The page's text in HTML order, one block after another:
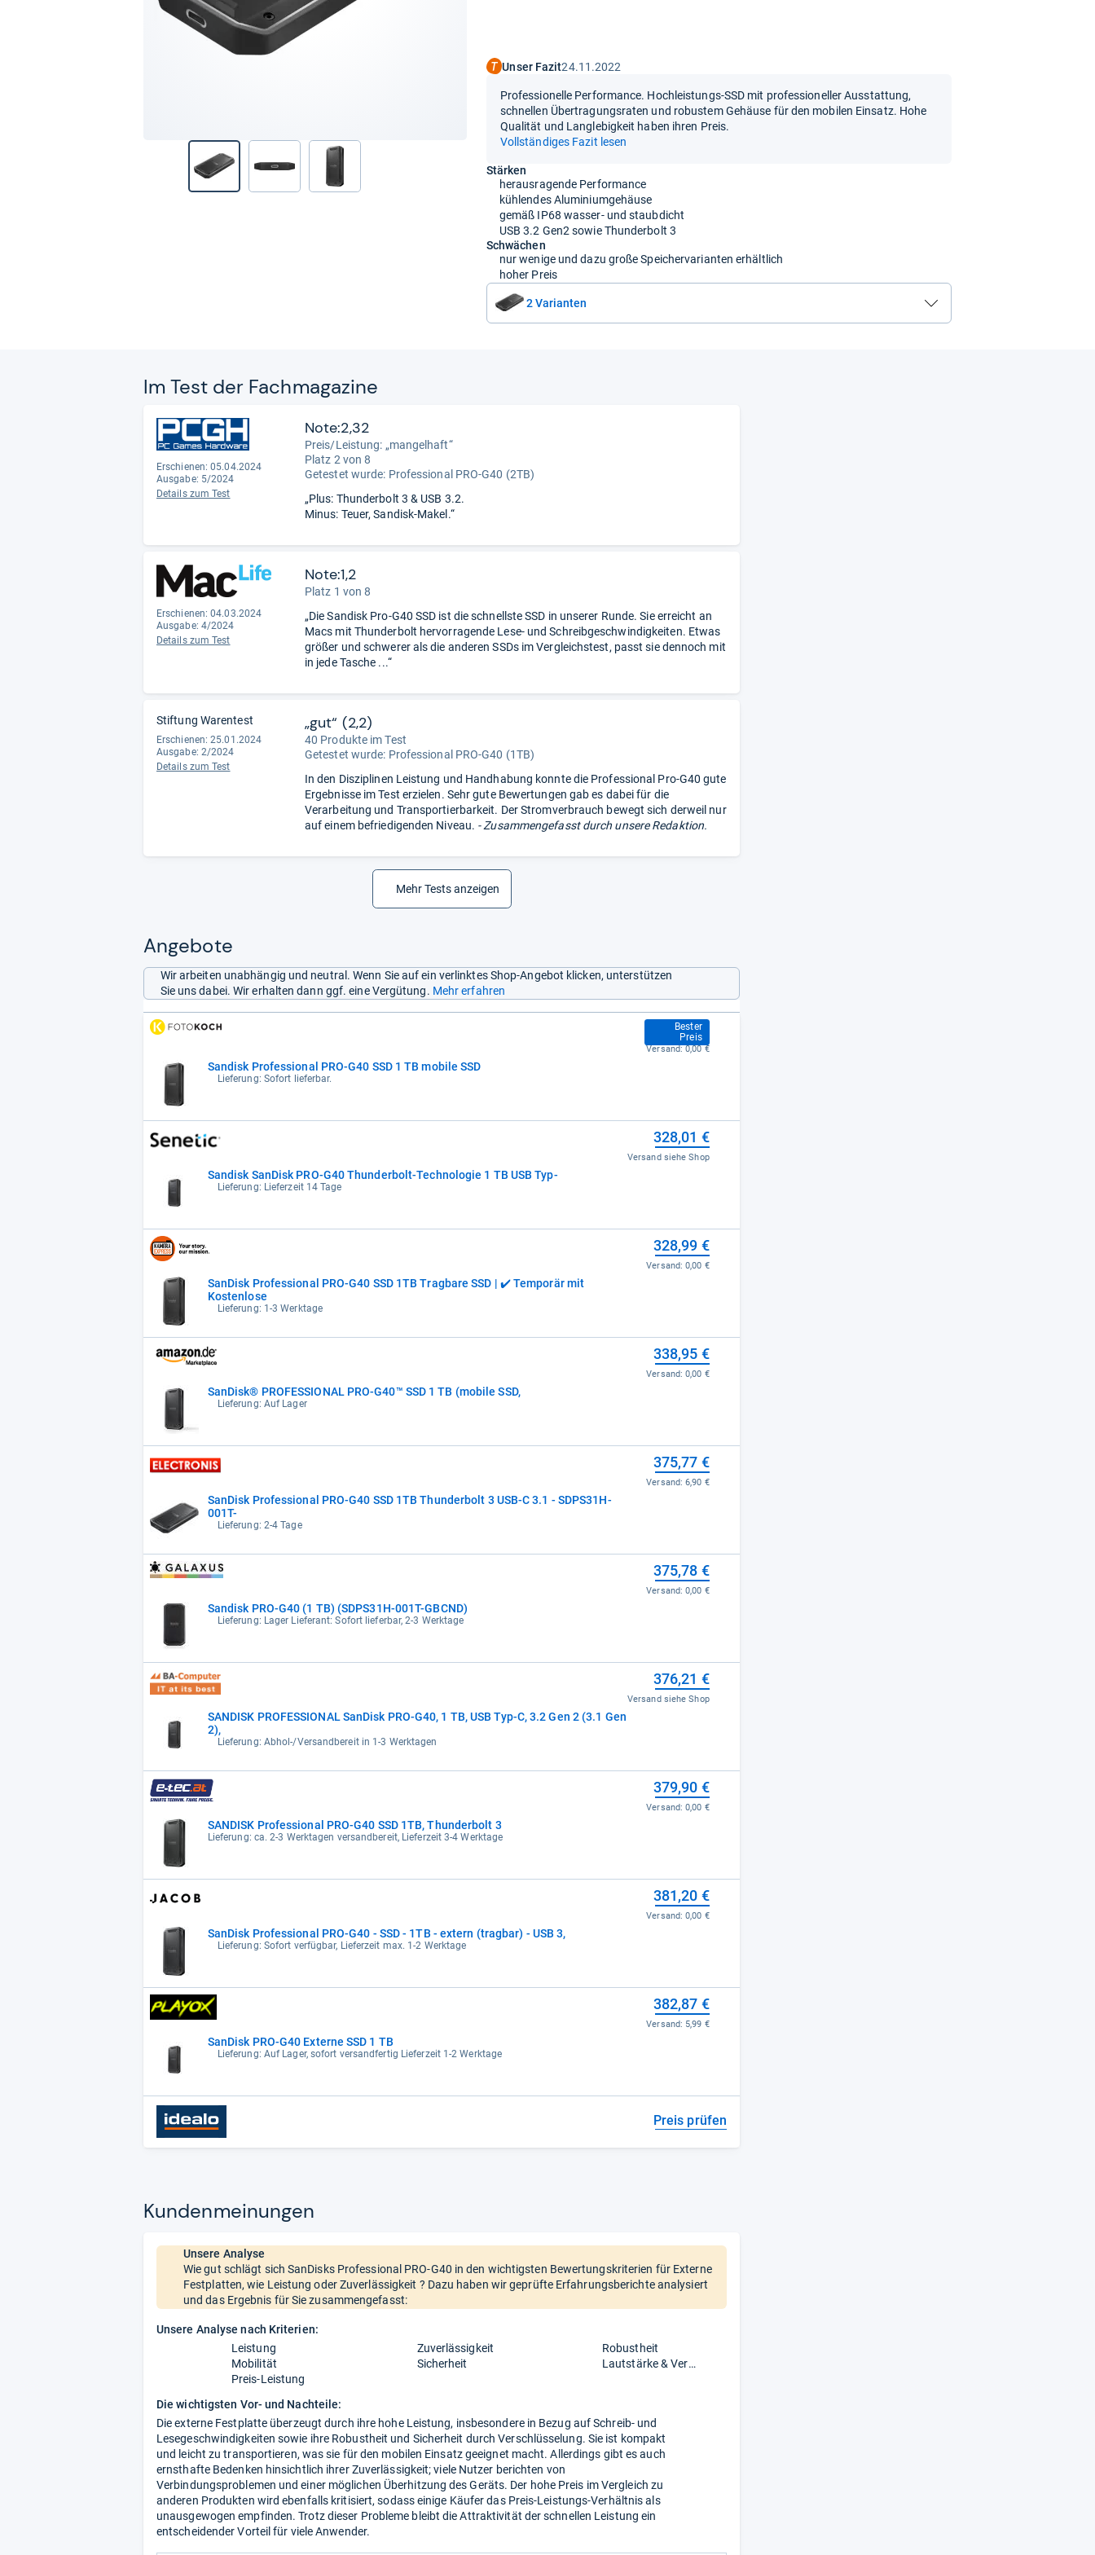
Unser Fazit24.11.2022
Professionelle Performance. Hochleistungs-SSD mit professioneller Ausstattung,
schnellen Übertragungsraten und robustem Gehäuse für den mobilen Einsatz. Hohe
Qualität und Langlebigkeit haben ihren Preis.
Vollständiges Fazit lesen
Stärken
herausragende Performance
kühlendes Aluminiumgehäuse
gemäß IP68 wasser- und staubdicht
USB 3.2 Gen2 sowie Thunderbolt 3
Schwächen
nur wenige und dazu große Speichervarianten erhältlich
hoher Preis
2 Varianten
Im Test der Fach­ma­ga­zine
Erschienen: 05.04.2024
Ausgabe: 5/2024
Details zum Test
Note:2,32
Preis/Leistung: „mangelhaft“
Platz 2 von 8
Getestet wurde: Professional PRO-G40 (2TB)
„Plus: Thunderbolt 3 & USB 3.2.
Minus: Teuer, Sandisk-Makel.“
Erschienen: 04.03.2024
Ausgabe: 4/2024
Details zum Test
Note:1,2
Platz 1 von 8
„Die Sandisk Pro-G40 SSD ist die schnellste SSD in unserer Runde. Sie erreicht an
Macs mit Thunderbolt hervorragende Lese- und Schreibgeschwindigkeiten. Etwas
größer und schwerer als die anderen SSDs im Vergleichstest, passt sie dennoch mit
in jede Tasche ...“
Stiftung Warentest
Erschienen: 25.01.2024
Ausgabe: 2/2024
Details zum Test
„gut“ (2,2)
40 Produkte im Test
Getestet wurde: Professional PRO-G40 (1TB)
In den Disziplinen Leistung und Handhabung konnte die Professional Pro-G40 gute
Ergebnisse im Test erzielen. Sehr gute Bewertungen gab es dabei für die
Verarbeitung und Transportierbarkeit. Der Stromverbrauch bewegt sich derweil nur
auf einem befriedigenden Niveau. - Zusammengefasst durch unsere Redaktion.
Mehr Tests anzeigen
Angebote
Wir arbeiten unabhängig und neutral. Wenn Sie auf ein verlinktes Shop-Angebot klicken, unterstützen
Sie uns dabei. Wir erhalten dann ggf. eine Vergütung. Mehr erfahren
Sandisk Professional PRO-G40 SSD 1 TB mobile SSD
Lieferung: Sofort lieferbar.
Bester
Preis
289,00 €
Versand:0,00 €
Sandisk SanDisk PRO-G40 Thunderbolt-Technologie 1 TB USB Typ-
Lieferung: Lieferzeit 14 Tage
328,01 €
Versand siehe Shop
SanDisk Professional PRO-G40 SSD 1TB Tragbare SSD | ✔️ Temporär mit
Kostenlose
Lieferung: 1-3 Werktage
328,99 €
Versand:0,00 €
SanDisk® PROFESSIONAL PRO-G40™ SSD 1 TB (mobile SSD,
Lieferung: Auf Lager
338,95 €
Versand:0,00 €
SanDisk Professional PRO-G40 SSD 1TB Thunderbolt 3 USB-C 3.1 - SDPS31H-
001T-
Lieferung: 2-4 Tage
375,77 €
Versand:6,90 €
Sandisk PRO-G40 (1 TB) (SDPS31H-001T-GBCND)
Lieferung: Lager Lieferant: Sofort lieferbar, 2-3 Werktage
375,78 €
Versand:0,00 €
SANDISK PROFESSIONAL SanDisk PRO-G40, 1 TB, USB Typ-C, 3.2 Gen 2 (3.1 Gen
2),
Lieferung: Abhol-/Versandbereit in 1-3 Werktagen
376,21 €
Versand siehe Shop
SANDISK Professional PRO-G40 SSD 1TB, Thunderbolt 3
Lieferung: ca. 2-3 Werktagen versandbereit, Lieferzeit 3-4 Werktage
379,90 €
Versand:0,00 €
SanDisk Professional PRO-G40 - SSD - 1TB - extern (tragbar) - USB 3,
Lieferung: Sofort verfügbar, Lieferzeit max. 1-2 Werktage
381,20 €
Versand:0,00 €
SanDisk PRO-G40 Externe SSD 1 TB
Lieferung: Auf Lager, sofort versandfertig Lieferzeit 1-2 Werktage
382,87 €
Versand: 5,99 €
Preis prüfen
Kun­den­mei­nun­gen
Unsere Analyse
Wie gut schlägt sich SanDisks Professional PRO-G40 in den wichtigsten Bewertungskriterien für Externe
Festplatten, wie Leistung oder Zuverlässigkeit ? Dazu haben wir geprüfte Erfahrungsberichte analysiert
und das Ergebnis für Sie zusammengefasst:
Unsere Analyse nach Kriterien:
Leistung
Zuverlässigkeit
Robustheit
Mobilität
Sicherheit
Lautstärke & Verbrauch
Preis-Leistung
Die wichtigsten Vor- und Nachteile:
Die externe Festplatte überzeugt durch ihre hohe Leistung, insbesondere in Bezug auf Schreib- und
Lesegeschwindigkeiten sowie ihre Robustheit und Sicherheit durch Verschlüsselung. Sie ist kompakt
und leicht zu transportieren, was sie für den mobilen Einsatz geeignet macht. Allerdings gibt es auch
ernsthafte Bedenken hinsichtlich ihrer Zuverlässigkeit; viele Nutzer berichten von
Verbindungsproblemen und einer möglichen Überhitzung des Geräts. Der hohe Preis im Vergleich zu
anderen Produkten wird ebenfalls kritisiert, sodass einige Käufer das Preis-Leistungs-Verhältnis als
unausgewogen empfinden. Trotz dieser Probleme bleibt die Attraktivität der schnellen Leistung ein
entscheidender Vorteil für viele Anwender.